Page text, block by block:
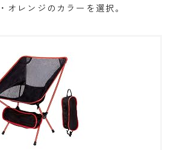
オレンジのカラーを選択。